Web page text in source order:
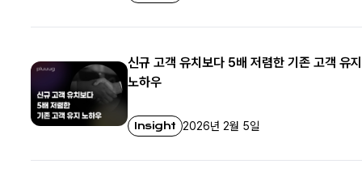
신규 고객 유치보다 5배 저렴한 기존 고객 유지
노하우
Insight 2026년 2월 5일